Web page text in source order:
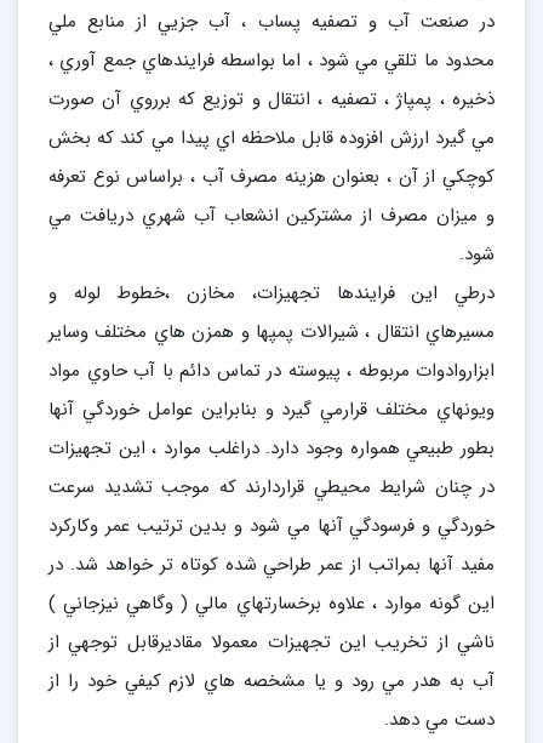
در صنعت آب و تصفيه پساب ، آب جزيي از منابع ملي
محدود ما تلقي مي شود ، اما بواسطه فرايندهاي جمع آوري ،
ذخيره ، پمپاژ ، تصفيه ، انتقال و توزيع كه برروي آن صورت
مي گيرد ارزش افزوده قابل ملاحظه اي پيدا مي كند كه بخش
كوچكي از آن ، بعنوان هزينه مصرف آب ، براساس نوع تعرفه
و ميزان مصرف از مشتركين انشعاب آب شهري دريافت مي
شود.
درطي اين فرايندها تجهيزات، مخازن ،خطوط لوله و
مسيرهاي انتقال ، شيرالات پمپها و همزن هاي مختلف وساير
ابزاروادوات مربوطه ، پيوسته در تماس دائم با آب حاوي مواد
ويونهاي مختلف قرارمي گيرد و بنابراين عوامل خوردگي آنها
بطور طبيعي همواره وجود دارد. دراغلب موارد ، اين تجهيزات
در چنان شرايط محيطي قراردارند كه موجب تشديد سرعت
خوردگي و فرسودگي آنها مي شود و بدين ترتيب عمر وكاركرد
مفيد آنها بمراتب از عمر طراحي شده كوتاه تر خواهد شد. در
اين گونه موارد ، علاوه برخسارتهاي مالي ( وگاهي نيزجاني )
ناشي از تخريب اين تجهيزات معمولا مقاديرقابل توجهي از
آب به هدر مي رود و يا مشخصه هاي لازم كيفي خود را از
دست مي دهد.